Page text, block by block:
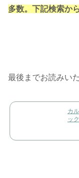
多数。下記検索か
最後までお読みい
カ
ッ